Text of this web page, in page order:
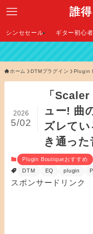
誰
シンセセール ギター初心
ホーム DTMプラグイン Plugin
「
ュー! 曲
ズレて
き通っ
2026
5/02
Plugin Boutiqueおすすめ
DTM
EQ plugin
スポンサードリンク